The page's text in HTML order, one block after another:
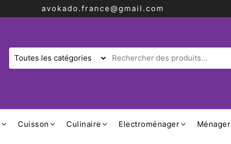
avokado.france@gmail.com
Cuisson Culinaire Electroménager Ménager